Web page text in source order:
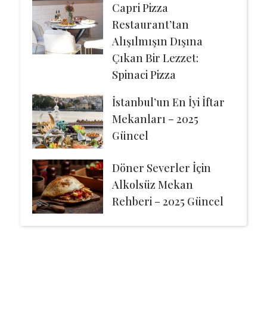
Capri Pizza
Restaurant’tan
Alışılmışın Dışına
Çıkan Bir Lezzet:
Spinaci Pizza
İstanbul’un En İyi İftar
Mekanları – 2025
Güncel
Döner Severler İçin
Alkolsüz Mekan
Rehberi – 2025 Güncel